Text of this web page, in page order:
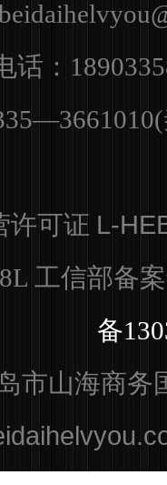
话：
许可证 L-
工信部备
备
市山海商务